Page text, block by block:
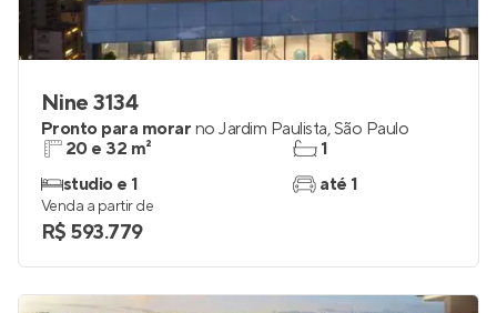
Nine 3134
Pronto para morar no Jardim Paulista,São Paulo
20 e 32 m²
studio e 1
1
até 1
Venda a partir de
R$ 593.779